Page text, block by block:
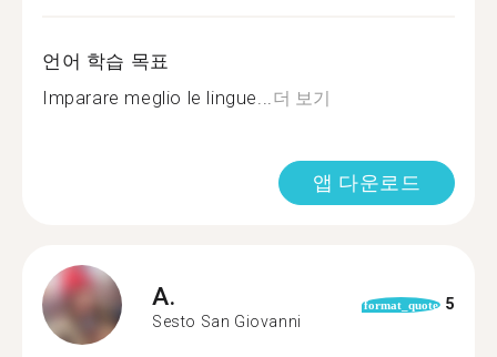
언어 학습 목표
Imparare meglio le lingue... 더 보기
앱 다운로드
A.
Sesto San Giovanni
format_quote 5